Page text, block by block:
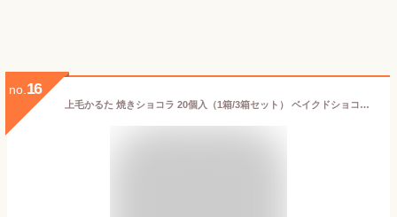
no. 16
上毛かるた 焼きショコラ 20個入（1箱/3箱セット） ベイクドショコラ 群馬名物 群馬 お土産 お菓子 洋菓子 個包装 人気 定番 ご当地 上毛 スイーツ